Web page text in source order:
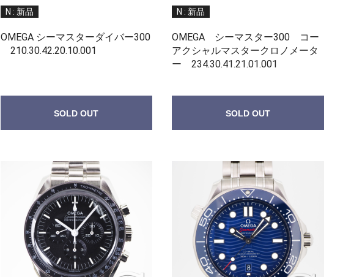
N : 新品
OMEGA シーマスターダイバー300
210.30.42.20.10.001
SOLD OUT
N : 新品
OMEGA シーマスター300 コー
アクシャルマスタークロノメータ
ー 234.30.41.21.01.001
SOLD OUT